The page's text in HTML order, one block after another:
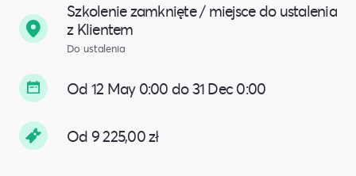
Szkolenie zamknięte / miejsce do ustalenia
z Klientem
Do ustalenia
Od 12 May 0:00 do 31 Dec 0:00
Od 9 225,00 zł